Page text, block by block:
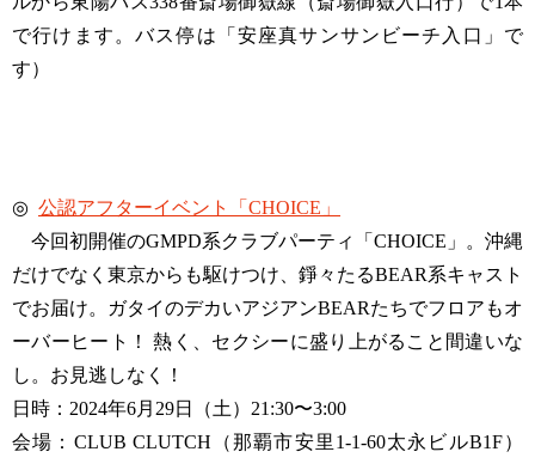
で行けます。バス停は「安座真サンサンビーチ入口」で
す）
◎ 公認アフターイベント「CHOICE」
今回初開催のGMPD系クラブパーティ「CHOICE」。沖縄
だけでなく東京からも駆けつけ、錚々たるBEAR系キャスト
でお届け。ガタイのデカいアジアンBEARたちでフロアもオ
ーバーヒート！ 熱く、セクシーに盛り上がること間違いな
し。お見逃しなく！
日時：2024年6月29日（土）21:30〜3:00
会場：CLUB CLUTCH（那覇市安里1-1-60太永ビルB1F）